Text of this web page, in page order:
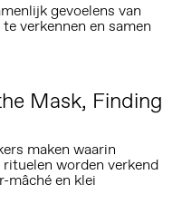
gevoelens van
verkennen en samen
Mask, Finding
maken waarin
worden verkend
mâché en klei